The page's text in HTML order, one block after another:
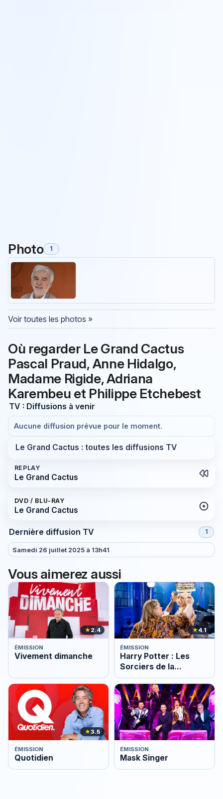
Photo 1
Voir toutes les photos »
Où regarder Le Grand Cactus
Pascal Praud, Anne Hidalgo,
Madame Rigide, Adriana
Karembeu et Philippe Etchebest
TV : Diffusions à venir
Aucune diffusion prévue pour le moment.
Le Grand Cactus : toutes les diffusions TV
REPLAY
Le Grand Cactus
DVD / BLU-RAY
Le Grand Cactus
Dernière diffusion TV 1
Samedi 26 juillet 2025 à 13h41
Vous aimerez aussi
★2.4
ÉMISSION
Vivement dimanche
★4.1
ÉMISSION
Harry Potter : Les
Sorciers de la
pâtisserie
★3.5
ÉMISSION
Quotidien
ÉMISSION
Mask Singer